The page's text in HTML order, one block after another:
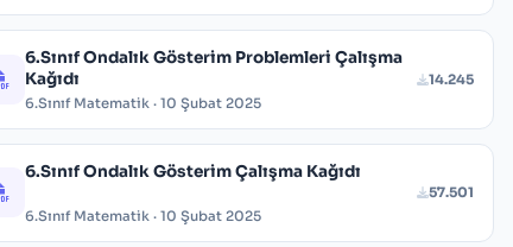
6.Sınıf Ondalık Gösterim Problemleri Çalışma
Kağıdı
6.Sınıf Matematik · 10 Şubat 2025
14.245
6.Sınıf Ondalık Gösterim Çalışma Kağıdı
6.Sınıf Matematik · 10 Şubat 2025
57.501